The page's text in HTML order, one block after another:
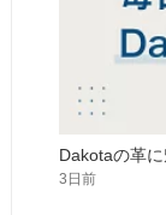
Dakotaの革
3日前